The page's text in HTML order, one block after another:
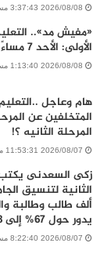
2026/08/08 3:37:43 مساءً
«مفيش مد»..
الأولى: الأحد 7 مساءً آخر موعد لتسجيل الرغبات
2026/08/08 1:13:40 مساءً
هام وعاجل
المتخلفين عن
المرحلة الثانيه ؟!
2026/08/07 11:53:31 مساءً
زكى السعدنى
ألف طالب وطالبة
يدور حول 67% إلى 68% والادبى بين 63% و64%
2026/08/07 8:22:40 مساءً